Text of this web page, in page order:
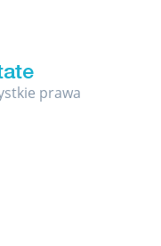
prawa